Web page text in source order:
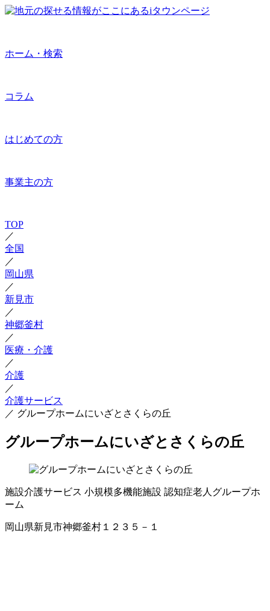
ホーム・検索
コラム
はじめての方
事業主の方
TOP
／
全国
／
岡山県
／
新見市
／
神郷釜村
／
医療・介護
／
介護
／
介護サービス
／ グループホームにいざとさくらの丘
グループホームにいざとさくらの丘
施設介護サービス 小規模多機能施設 認知症老人グループホ
ーム
岡山県新見市神郷釜村１２３５－１